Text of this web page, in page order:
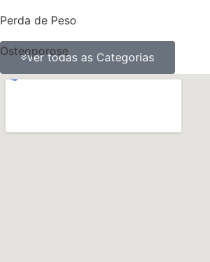
Perda de Peso
Osteoporose
ossos
Ver todas as Categorias